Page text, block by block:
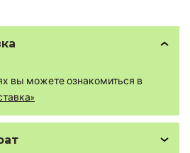
вы можете ознакомиться в